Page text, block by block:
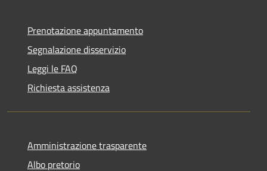
Prenotazione appuntamento
Segnalazione disservizio
Leggi le FAQ
Richiesta assistenza
Amministrazione trasparente
Albo pretorio